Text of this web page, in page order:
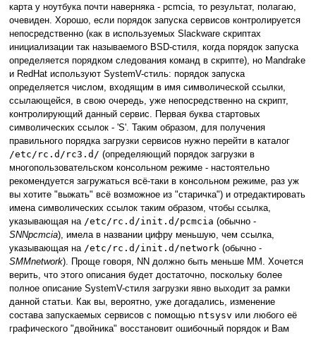
карта у ноутбука почти наверняка - pcmcia, то результат, полагаю,
очевиден. Хорошо, если порядок запуска сервисов контролируется
непосредственно (как в используемых Slackware скриптах
инициализации так называемого BSD-стиля, когда порядок запуска
определяется порядком следования команд в скрипте), но Mandrake
и RedHat используют SystemV-стиль: порядок запуска
определяется числом, входящим в имя символической ссылки,
ссылающейся, в свою очередь, уже непосредственно на скрипт,
контролирующий данный сервис. Первая буква стартовых
символических ссылок - 'S'. Таким образом, для получения
правильного порядка загрузки сервисов нужно перейти в каталог
/etc/rc.d/rc3.d/ (определяющий порядок загрузки в
многопользовательском консольном режиме - настоятельно
рекомендуется загружаться всё-таки в консольном режиме, раз уж
вы хотите "выжать" всё возможное из "старичка") и отредактировать
имена символических ссылок таким образом, чтобы ссылка,
указывающая на /etc/rc.d/init.d/pcmcia (обычно -
SNNpcmcia), имела в названии цифру меньшую, чем ссылка,
указывающая на /etc/rc.d/init.d/network (обычно -
SMMnetwork). Проще говоря, NN должно быть меньше MM. Хочется
верить, что этого описания будет достаточно, поскольку более
полное описание SystemV-стиля загрузки явно выходит за рамки
данной статьи. Как вы, вероятно, уже догадались, изменение
состава запускаемых сервисов с помощью ntsysv или любого её
графического "двойника" восстановит ошибочный порядок и Вам